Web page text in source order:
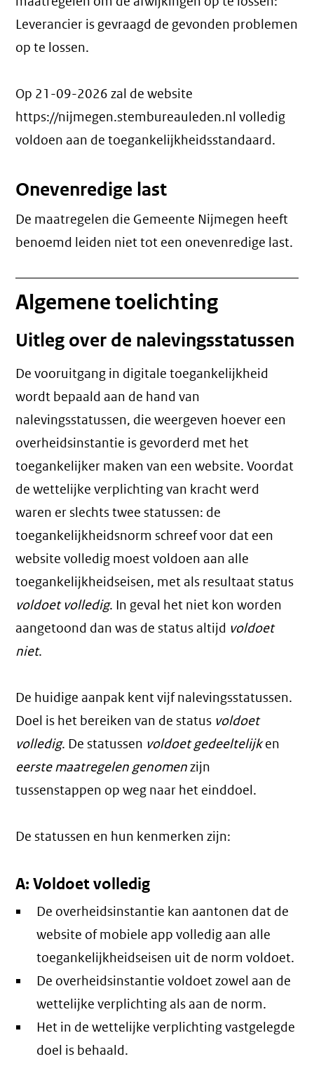
Leverancier is gevraagd de gevonden problemen
op te lossen.
Op 21-09-2026 zal de website
https://nijmegen.stembureauleden.nl volledig
voldoen aan de toegankelijkheidsstandaard.
Onevenredige last
De maatregelen die Gemeente Nijmegen heeft
benoemd leiden niet tot een onevenredige last.
Algemene toelichting
Uitleg over de nalevingsstatussen
De vooruitgang in digitale toegankelijkheid
wordt bepaald aan de hand van
nalevingsstatussen, die weergeven hoever een
overheidsinstantie is gevorderd met het
toegankelijker maken van een website. Voordat
de wettelijke verplichting van kracht werd
waren er slechts twee statussen: de
toegankelijkheidsnorm schreef voor dat een
website volledig moest voldoen aan alle
toegankelijkheidseisen, met als resultaat status
voldoet volledig. In geval het niet kon worden
aangetoond dan was de status altijd voldoet
niet.
De huidige aanpak kent vijf nalevingsstatussen.
Doel is het bereiken van de status voldoet
volledig. De statussen voldoet gedeeltelijken
eerste maatregelen genomenzijn
tussenstappen op weg naar het einddoel.
De statussen en hun kenmerken zijn:
A: Voldoet volledig
De overheidsinstantie kan aantonen dat de
website of mobiele app volledig aan alle
toegankelijkheidseisen uit de norm voldoet.
De overheidsinstantie voldoet zowel aan de
wettelijke verplichting als aan de norm.
Het in de wettelijke verplichting vastgelegde
doel is behaald.